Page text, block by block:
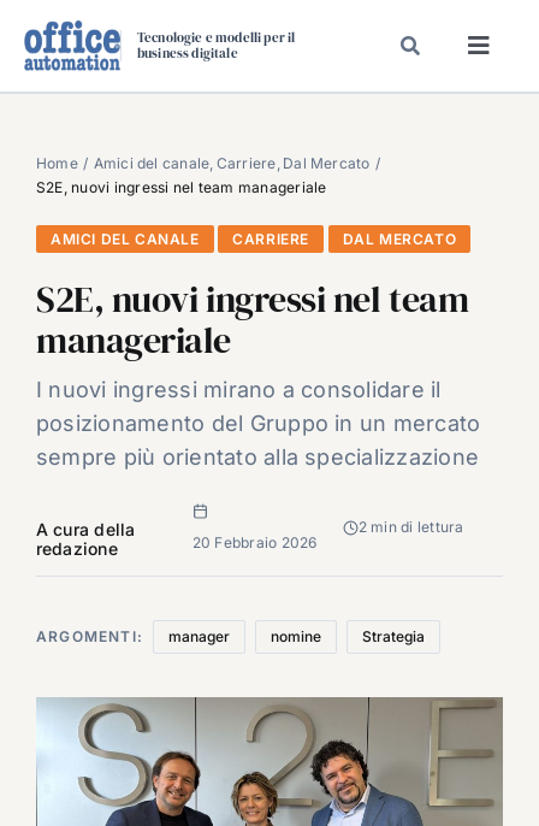
Tecnologie e modelli per il
business digitale
SPECIAL PAPER
TAVOLE ROTONDE DI REDAZIONE
DAL MERCATO
CARRIERE
VIDEO
EVENTI
CHI SIAMO
Home Amici del canale Carriere Dal Mercato
S2E, nuovi ingressi nel team manageriale
AMICI DEL CANALE CARRIERE DAL MERCATO
S2E, nuovi ingressi nel team
manageriale
I nuovi ingressi mirano a consolidare il
posizionamento del Gruppo in un mercato
sempre più orientato alla specializzazione
A cura della
redazione
20 Febbraio 2026
2 min di lettura
ARGOMENTI: manager nomine Strategia